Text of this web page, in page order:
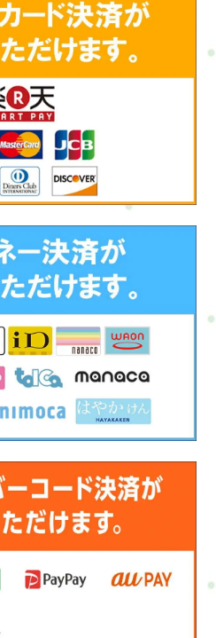
{"@type": "Answer","text": "難し
。呼吸を整えたり、身体の感覚
なリラックス法です。初めての
か？","acceptedAnswer":
1～2回が理想です。継続して受
っかり実感できます。チケット
"Question","name": "痛み
","acceptedAnswer": {"@type":
部位によって内容を調整できま
めるので、気になることがあれ
{"@type":
下の着替えをご用意してありま
"セッション後に気をつけ
{"@type":
とって、無理をせずゆっくりお過
案もお伝えします。"}}]}最後に
つだけではなく、全部つながって
をなんとかする」だけではな
分”を一緒につくっていけたらと
ご予約方法電話・メール・
ビューティー・楽天ビューティ
ご予約はこちらお申し込み方法
トペッパービューティー
で簡単にお問合せや予約ができま
くださいね今は必要ないけど、
浜市戸塚区名瀬町161－3その他の